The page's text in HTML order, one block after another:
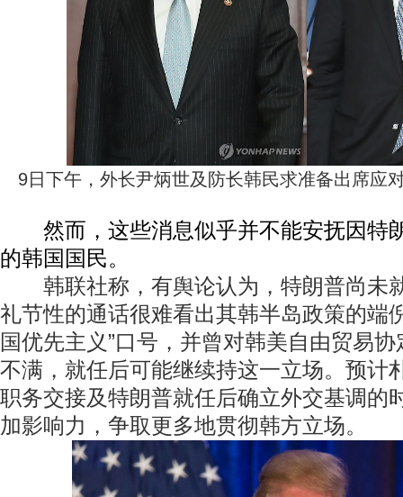
9日下午，外长尹炳世及防长韩民求准备出席应
然而，这些消息似乎并不能安抚因特
的韩国国民。
韩联社称，有舆论认为，特朗普尚未
礼节性的通话很难看出其韩半岛政策的端
国优先主义”口号，并曾对韩美自由贸易
不满，就任后可能继续持这一立场。预计
职务交接及特朗普就任后确立外交基调的
加影响力，争取更多地贯彻韩方立场。
动物系恋人啊 | 钟欣潼体验爱情哲学 南